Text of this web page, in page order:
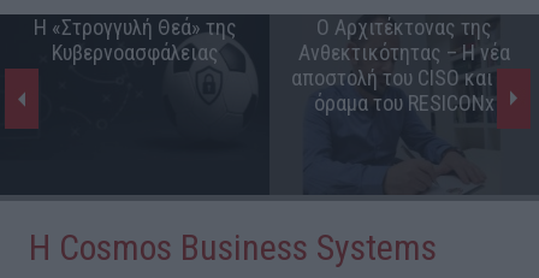
Η «Στρογγυλή Θεά» της
Κυβερνοασφάλειας
Ο Αρχιτέκτονας της
Ανθεκτικότητας – Η νέα
αποστολή του CISO και το
όραμα του RESICONx
Η Cosmos Business Systems